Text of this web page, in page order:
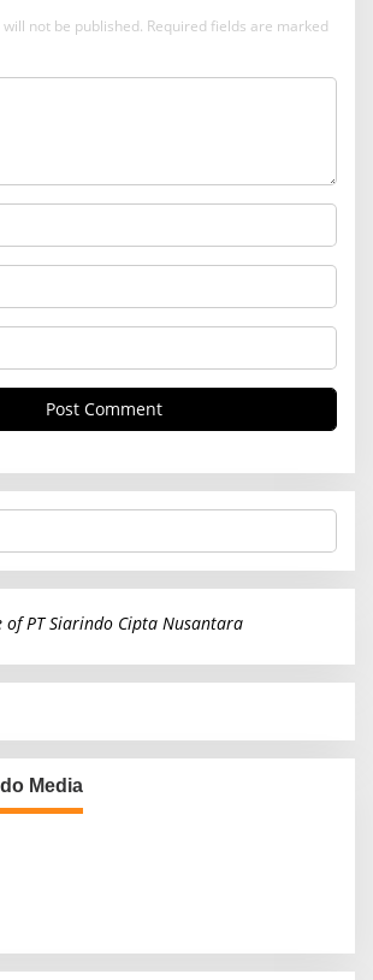
not be published. Required fields are marked
of PT Siarindo Cipta Nusantara
Media